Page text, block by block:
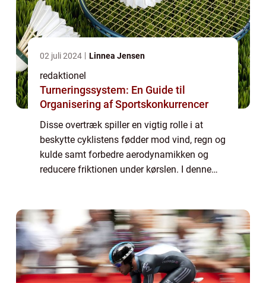
02 juli 2024 Linnea Jensen
redaktionel
Turneringssystem: En Guide til
Organisering af Sportskonkurrencer
Disse overtræk spiller en vigtig rolle i at
beskytte cyklistens fødder mod vind, regn og
kulde samt forbedre aerodynamikken og
reducere friktionen under kørslen. I denne